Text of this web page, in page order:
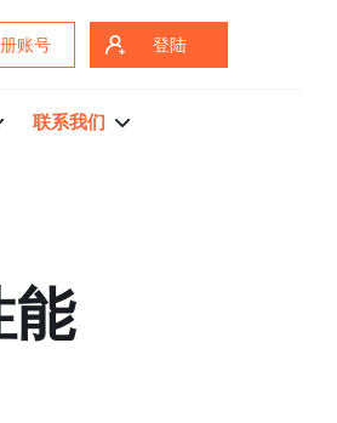
账号 登陆
联系我们
能